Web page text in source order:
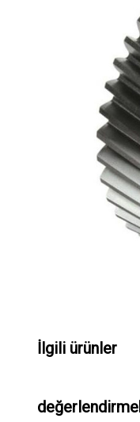
İlgili ürünler